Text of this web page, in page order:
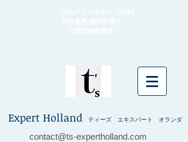
Expert Holland ティーズ エキスパート オランダ
contact@ts-expertholland.com